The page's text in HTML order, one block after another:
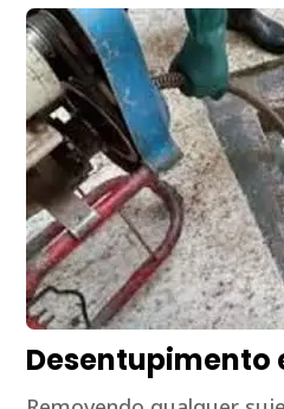
Desentupimento